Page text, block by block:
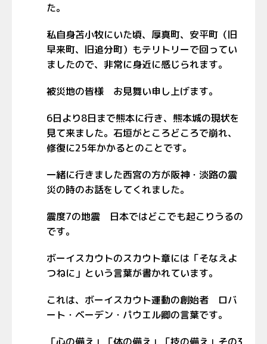
た。
私自身苫小牧にいた頃、厚真町、安平町（旧
早来町、旧追分町）もテリトリーで回ってい
ましたので、非常に身近に感じられます。
被災地の皆様 お見舞い申し上げます。
6日より8日まで熊本に行き、熊本城の現状を
見て来ました。石垣がところどころで崩れ、
修復に25年かかるとのことです。
一緒に行きました西宮の方が阪神・淡路の震
災の時のお話をしてくれました。
震度7の地震 日本ではどこでも起こりうるの
です。
ボーイスカウトのスカウト章には「そなえよ
つねに」という言葉が書かれています。
これは、ボーイスカウト運動の創始者 ロバ
ート・ベーデン・パウエル卿の言葉です。